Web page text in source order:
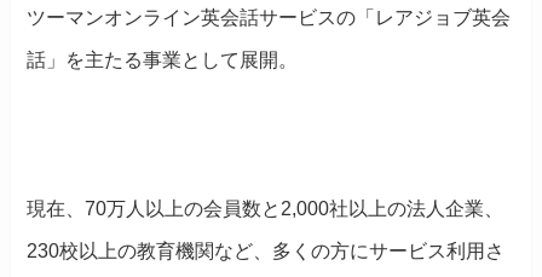
ツーマンオンライン英会話サービスの「レアジョブ英会
話」を主たる事業として展開。
現在、70万人以上の会員数と2,000社以上の法人企業、
230校以上の教育機関など、多くの方にサービス利用さ